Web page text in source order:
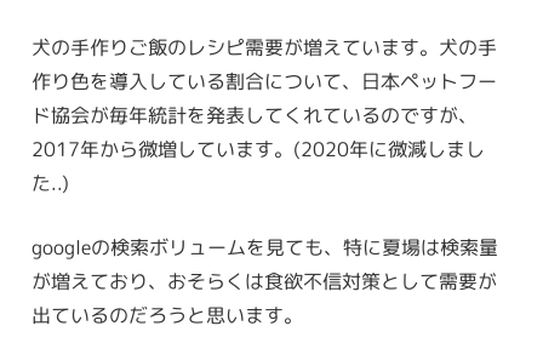
犬の手作りご飯のレシピ需要が増えています。犬の手
作り色を導入している割合について、日本ペットフー
ド協会が毎年統計を発表してくれているのですが、
2017年から微増しています。(2020年に微減しまし
た..)
googleの検索ボリュームを見ても、特に夏場は検索量
が増えており、おそらくは食欲不信対策として需要が
出ているのだろうと思います。